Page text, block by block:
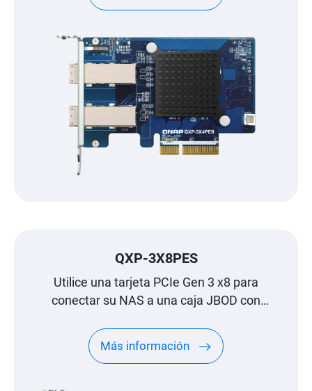
QXP-3X8PES
Utilice una tarjeta PCIe Gen 3 x8 para
conectar su NAS a una caja JBOD con
Más información